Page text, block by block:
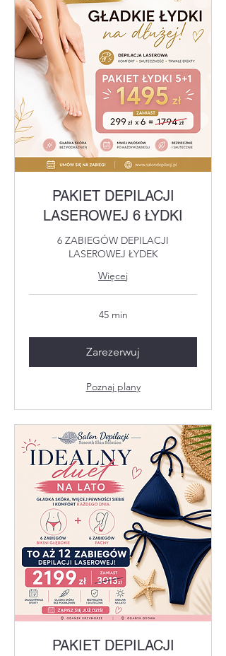
PAKIET DEPILACJI
LASEROWEJ 6 ŁYDKI
6 ZABIEGÓW DEPILACJI
LASEROWEJ ŁYDEK
Więcej
45 min
Zarezerwuj
Poznaj plany
PAKIET DEPILACJI